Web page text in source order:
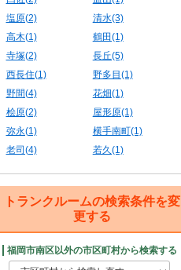
塩原(2)
清水(3)
高木(1)
鶴田(1)
寺塚(2)
長丘(5)
西長住(1)
野多目(1)
野間(4)
花畑(1)
桧原(2)
屋形原(1)
弥永(1)
横手南町(1)
老司(4)
若久(1)
トランクルームの検索条件を変
更する
福岡市南区以外の市区町村から検索する